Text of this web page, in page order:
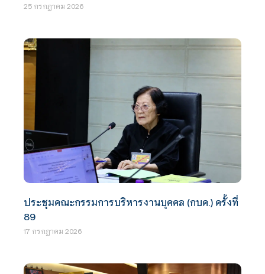
25 กรกฎาคม 2026
ประชุมคณะกรรมการบริหารงานบุคคล (กบค.) ครั้งที่
89
17 กรกฎาคม 2026